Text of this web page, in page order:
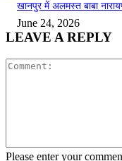
खानपुर में अलमस्त बाबा
June 24, 2026
LEAVE A REPLY
Please enter your